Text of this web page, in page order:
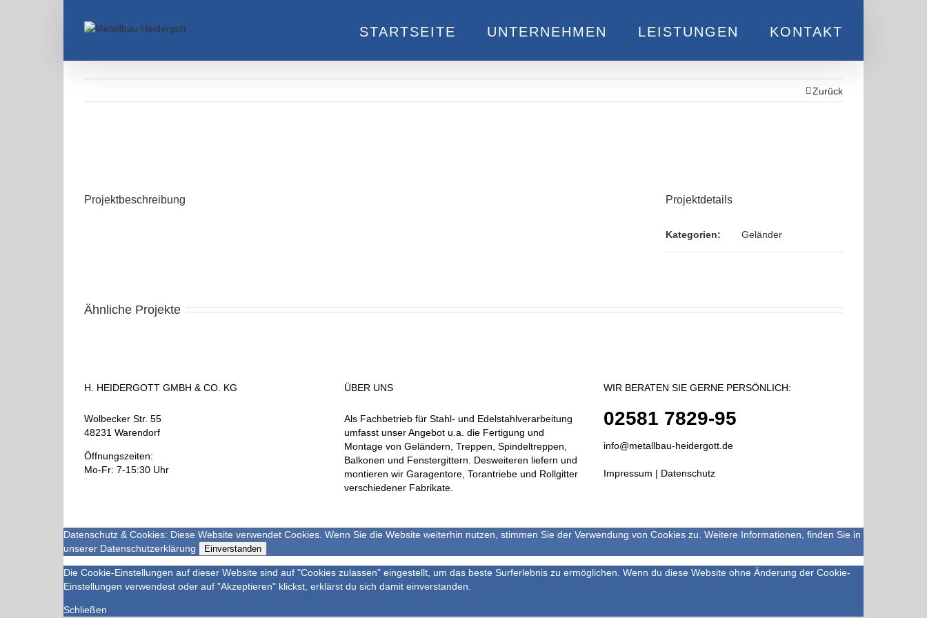
STARTSEITE UNTERNEHMEN LEISTUNGEN KONTAKT
Zurück
Projektbeschreibung Projektdetails
Kategorien: Geländer
Ähnliche Projekte
H. HEIDERGOTT GMBH & CO. KG
Wolbecker Str. 55
48231 Warendorf
Öffnungszeiten:
Mo-Fr: 7-15:30 Uhr
ÜBER UNS
Als Fachbetrieb für Stahl- und Edelstahlverarbeitung
umfasst unser Angebot u.a. die Fertigung und
Montage von Geländern, Treppen, Spindeltreppen,
Balkonen und Fenstergittern. Desweiteren liefern und
montieren wir Garagentore, Torantriebe und Rollgitter
verschiedener Fabrikate.
WIR BERATEN SIE GERNE PERSÖNLICH:
02581 7829-95
info@metallbau-heidergott.de
Impressum | Datenschutz
Datenschutz & Cookies: Diese Website verwendet Cookies. Wenn Sie die Website weiterhin nutzen, stimmen Sie der Verwendung von Cookies zu. Weitere Informationen, finden Sie in
unserer Datenschutzerklärung Einverstanden
Die Cookie-Einstellungen auf dieser Website sind auf "Cookies zulassen" eingestellt, um das beste Surferlebnis zu ermöglichen. Wenn du diese Website ohne Änderung der Cookie-
Einstellungen verwendest oder auf "Akzeptieren" klickst, erklärst du sich damit einverstanden.
Schließen